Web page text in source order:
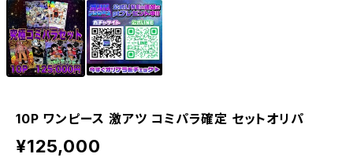
10P ワンピース 激アツ コミパラ確定 セットオリパ
¥125,000